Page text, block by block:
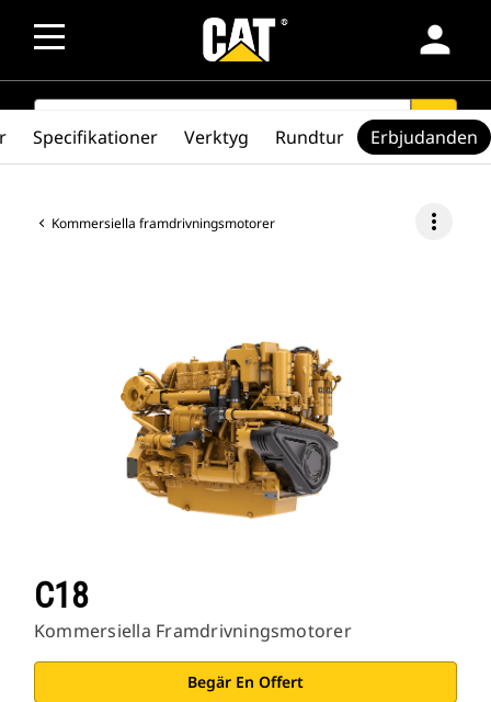
person
SEARCH search
Kommersiella framdrivningsmotorer more_vert
C18
Kommersiella Framdrivningsmotorer
Begär En Offert
Specifikationer Verktyg Rundtur Erbjudanden